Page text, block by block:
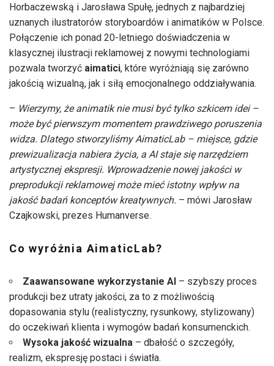
Horbaczewską i Jarosława Spułę, jednych z najbardziej
uznanych ilustratorów storyboardów i animatików w Polsce.
Połączenie ich ponad 20-letniego doświadczenia w
klasycznej ilustracji reklamowej z nowymi technologiami
pozwala tworzyć aimatici, które wyróżniają się zarówno
jakością wizualną, jak i siłą emocjonalnego oddziaływania.
– Wierzymy, że animatik nie musi być tylko szkicem idei –
może być pierwszym momentem prawdziwego poruszenia
widza. Dlatego stworzyliśmy AimaticLab – miejsce, gdzie
prewizualizacja nabiera życia, a AI staje się narzędziem
artystycznej ekspresji. Wprowadzenie nowej jakości w
preprodukcji reklamowej może mieć istotny wpływ na
jakość badań konceptów kreatywnych. – mówi Jarosław
Czajkowski, prezes Humanverse.
Co wyróżnia AimaticLab?
Zaawansowane wykorzystanie AI – szybszy proces
produkcji bez utraty jakości, za to z możliwością
dopasowania stylu (realistyczny, rysunkowy, stylizowany)
do oczekiwań klienta i wymogów badań konsumenckich.
Wysoka jakość wizualna – dbałość o szczegóły,
realizm, ekspresję postaci i światła.